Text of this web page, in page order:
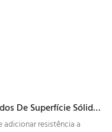
De Superfície Sólida
resistência a